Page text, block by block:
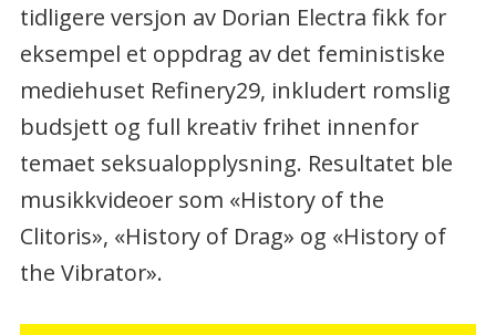
tidligere versjon av Dorian Electra fikk for
eksempel et oppdrag av det feministiske
mediehuset Refinery29, inkludert romslig
budsjett og full kreativ frihet innenfor
temaet seksualopplysning. Resultatet ble
musikkvideoer som «History of the
Clitoris», «History of Drag» og «History of
the Vibrator».